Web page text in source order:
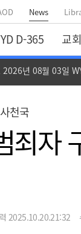
News
D-365 교
년 08월 03일
천국
죄자
2025.10.20.21:32